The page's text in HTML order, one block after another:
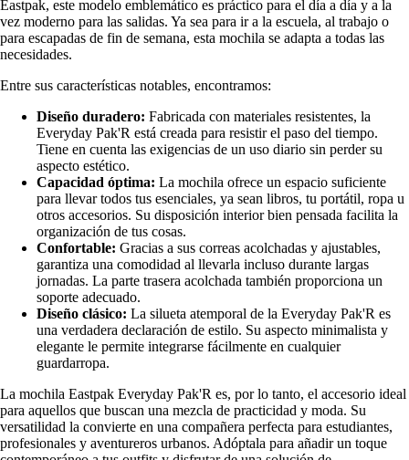
Eastpak, este modelo emblemático es práctico para el día a día y a la
vez moderno para las salidas. Ya sea para ir a la escuela, al trabajo o
para escapadas de fin de semana, esta mochila se adapta a todas las
necesidades.
Entre sus características notables, encontramos:
Diseño duradero: Fabricada con materiales resistentes, la
Everyday Pak'R está creada para resistir el paso del tiempo.
Tiene en cuenta las exigencias de un uso diario sin perder su
aspecto estético.
Capacidad óptima: La mochila ofrece un espacio suficiente
para llevar todos tus esenciales, ya sean libros, tu portátil, ropa u
otros accesorios. Su disposición interior bien pensada facilita la
organización de tus cosas.
Confortable: Gracias a sus correas acolchadas y ajustables,
garantiza una comodidad al llevarla incluso durante largas
jornadas. La parte trasera acolchada también proporciona un
soporte adecuado.
Diseño clásico: La silueta atemporal de la Everyday Pak'R es
una verdadera declaración de estilo. Su aspecto minimalista y
elegante le permite integrarse fácilmente en cualquier
guardarropa.
La mochila Eastpak Everyday Pak'R es, por lo tanto, el accesorio ideal
para aquellos que buscan una mezcla de practicidad y moda. Su
versatilidad la convierte en una compañera perfecta para estudiantes,
profesionales y aventureros urbanos. Adóptala para añadir un toque